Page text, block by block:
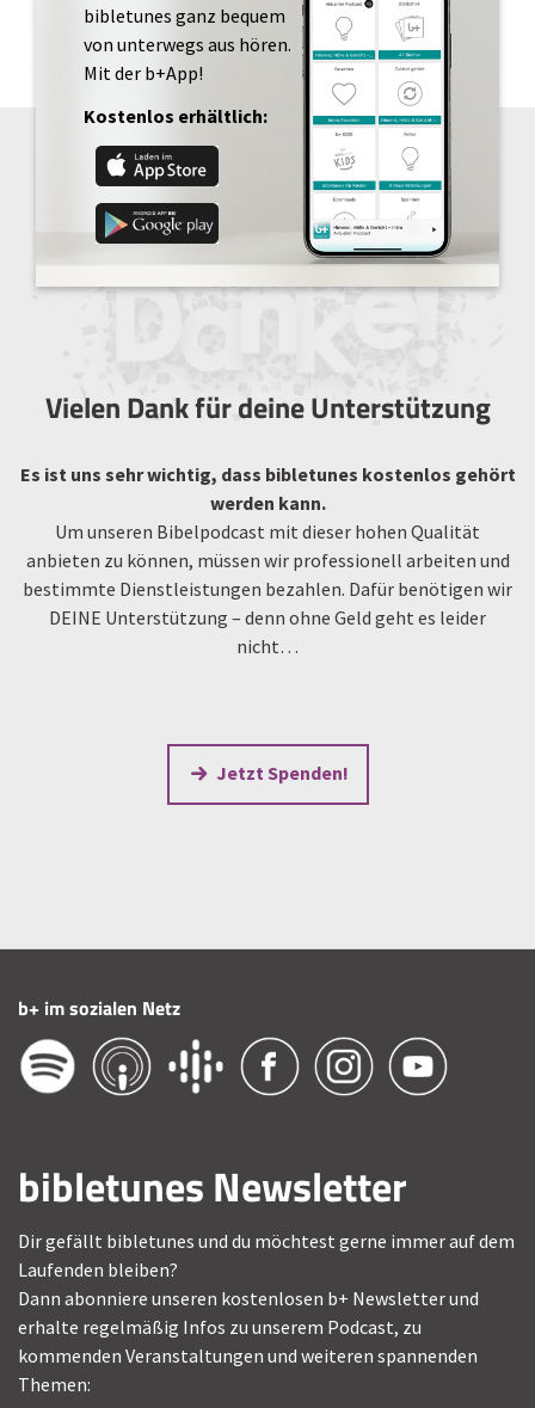
bibletunes ganz bequem
von unterwegs aus hören.
Mit der b+App!
Kostenlos erhältlich:
Vielen Dank für deine Unterstützung
Es ist uns sehr wichtig, dass bibletunes kostenlos gehört
werden kann.
Um unseren Bibelpodcast mit dieser hohen Qualität
anbieten zu können, müssen wir professionell arbeiten und
bestimmte Dienstleistungen bezahlen. Dafür benötigen wir
DEINE Unterstützung – denn ohne Geld geht es leider
nicht…
Jetzt Spenden!
b+ im sozialen Netz
bibletunes Newsletter
Dir gefällt bibletunes und du möchtest gerne immer auf dem
Laufenden bleiben?
Dann abonniere unseren kostenlosen b+ Newsletter und
erhalte regelmäßig Infos zu unserem Podcast, zu
kommenden Veranstaltungen und weiteren spannenden
Themen: